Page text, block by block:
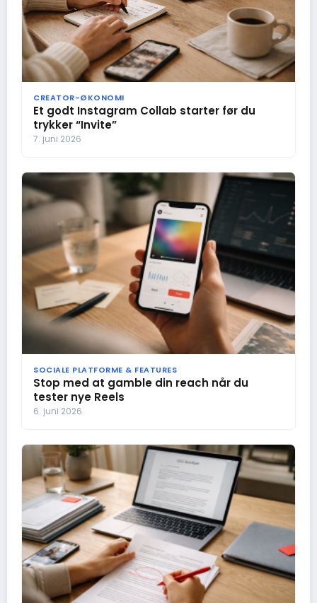
CREATOR-ØKONOMI
Et godt Instagram Collab starter før du
trykker “Invite”
7. juni 2026
SOCIALE PLATFORME & FEATURES
Stop med at gamble din reach når du
tester nye Reels
6. juni 2026